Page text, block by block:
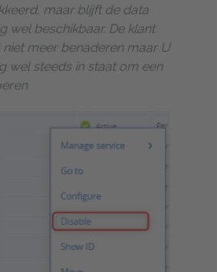
maar blijft de data
wel beschikbaar. De klant
niet meer benaderen maar U
wel steeds in staat om een